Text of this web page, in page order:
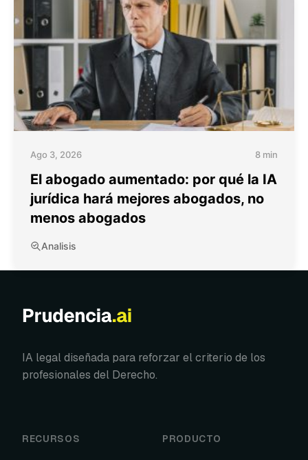
Ago 3, 2026 8 min
El abogado aumentado: por qué la IA
jurídica hará mejores abogados, no
menos abogados
Analisis
IA legal diseñada para reforzar el criterio de los
profesionales del Derecho.
RECURSOS PRODUCTO